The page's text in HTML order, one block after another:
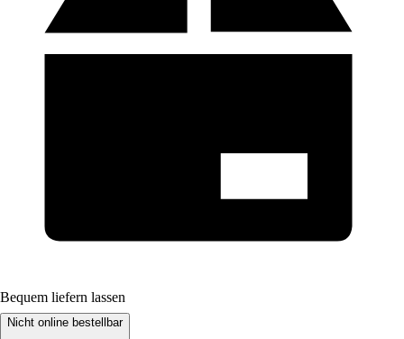
Bequem liefern lassen
Nicht online bestellbar